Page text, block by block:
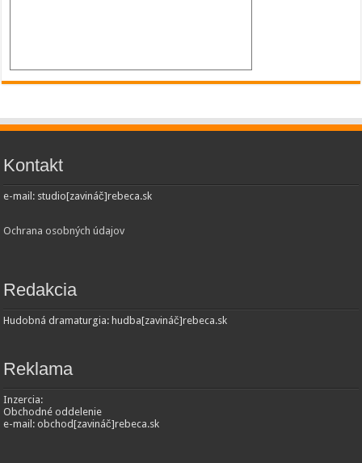
Kontakt
e-mail: studio[zavináč]rebeca.sk
Ochrana osobných údajov
Redakcia
Hudobná dramaturgia: hudba[zavináč]rebeca.sk
Reklama
Inzercia:
Obchodné oddelenie
e-mail: obchod[zavináč]rebeca.sk